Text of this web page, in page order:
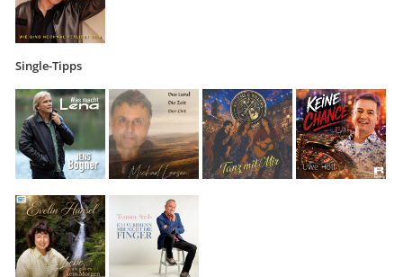
Single-Tipps